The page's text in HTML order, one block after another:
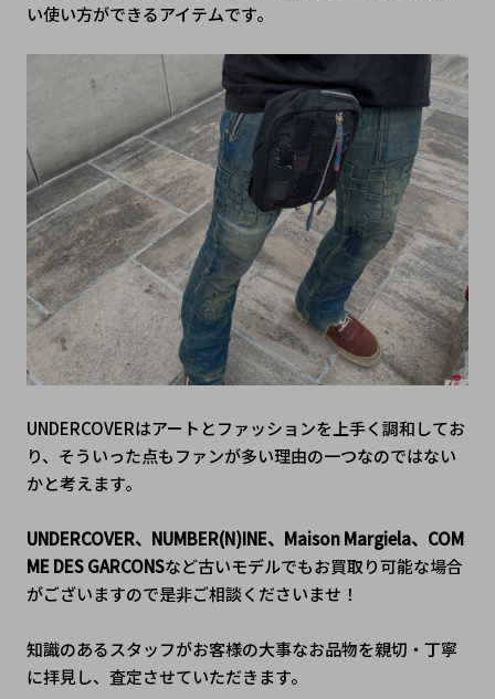
い使い方ができるアイテムです。
UNDERCOVERはアートとファッションを上手く調和してお
り、そういった点もファンが多い理由の一つなのではない
かと考えます。
UNDERCOVER、NUMBER(N)INE、Maison Margiela、COM
ME DES GARCONSなど古いモデルでもお買取り可能な場合
がございますので是非ご相談くださいませ！
知識のあるスタッフがお客様の大事なお品物を親切・丁寧
に拝見し、査定させていただきます。